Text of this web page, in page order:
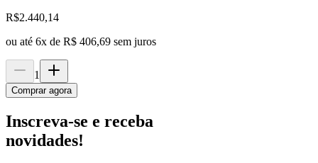
R$2.440,14
ou até 6x de R$ 406,69 sem juros
1
Comprar agora
Inscreva-se e receba
novidades!